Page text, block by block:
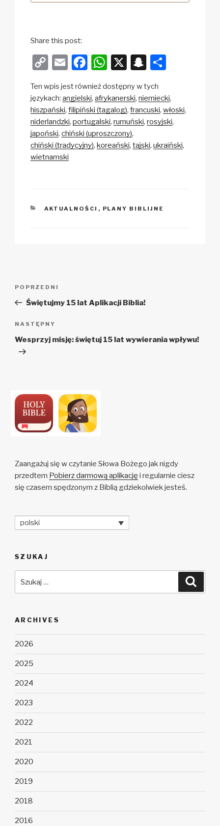
Share this post:
C
p
y
Li
n
k
E
ail
F
c
e
b
o
W
at
s
A
p
X
S
a
p
c
h
ar
e
Ten wpis jest również dostępny w tych
językach: angielski afrykanerski niemiecki
hiszpański filipiński (tagalog) francuski włoski
niderlandzki portugalski rumuński rosyjski
japoński chiński (uproszczony)
chiński (tradycyjny) koreański tajski ukraiński
wietnamski
KATEGORIE
AKTUALNOŚCI , PLANY BIBLIJNE
wpisy
Poprzedni
wpis
POPRZEDNI
Świętujmy 15 lat Aplikacji Biblia!
Następny
wpis
NASTĘPNY
Wesprzyj misję: świętuj 15 lat wywierania wpływu!
Zaangażuj się w czytanie Słowa Bożego jak nigdy
przedtem Pobierz darmową aplikację i regularnie ciesz
się czasem spędzonym z Biblią gdziekolwiek jesteś.
polski
SZUKAJ
ARCHIVES
2026
2025
2024
2023
2022
2021
2020
2019
2018
2016